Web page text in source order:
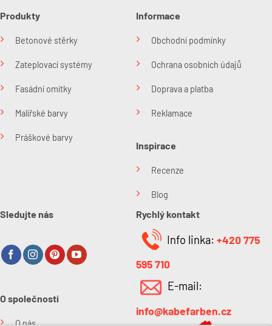
Produkty
Betonové stěrky
Zateplovací systémy
Fasádní omítky
Malířské barvy
Práškové barvy
Informace
Obchodní podmínky
Ochrana osobních údajů
Doprava a platba
Reklamace
Inspirace
Recenze
Blog
Sledujte nás
O společnosti
O nás
Rychlý kontakt
Info linka: +420 775
595 710
E-mail:
info@kabefarben.cz